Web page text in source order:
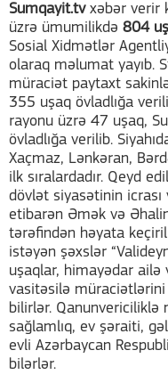
Sumqayit.tvxəbər verir
üzrə ümumilikdə 804
Sosial Xidmətlər
olaraq məlumat yayıb.
müraciət paytaxt
355 uşaq övladlığa
rayonu üzrə 47 uşaq,
övladlığa verilib.
Xaçmaz, Lənkəran,
ilk sıralardadır. Qeyd
dövlət siyasətinin
etibarən Əmək və
tərəfindən həyata
istəyən şəxslər
uşaqlar, himayədar ailə
vasitəsilə
bilirlər. Qanunvericiliklə
sağlamlıq, ev şəraiti,
evli Azərbaycan
bilərlər.